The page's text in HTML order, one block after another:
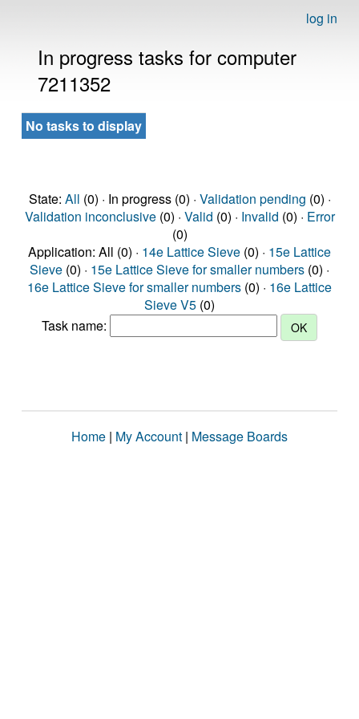
log in
In progress tasks for computer
7211352
No tasks to display
State: All (0) · In progress (0) · Validation pending (0) ·
Validation inconclusive(0) · Valid (0) · Invalid (0) · Error
(0)
Application: All (0) · 14e Lattice Sieve (0) · 15e Lattice
Sieve (0) · 15e Lattice Sieve for smaller numbers (0) ·
16e Lattice Sieve for smaller numbers (0) · 16e Lattice
Sieve V5 (0)
Task name:
Home | My Account | Message Boards